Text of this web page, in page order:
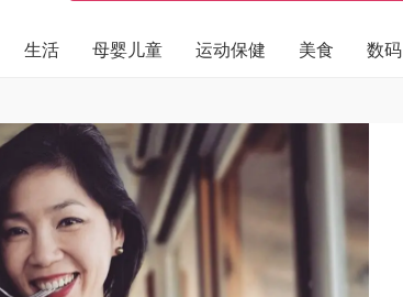
生活 母婴儿童 运动保健 美食 数码